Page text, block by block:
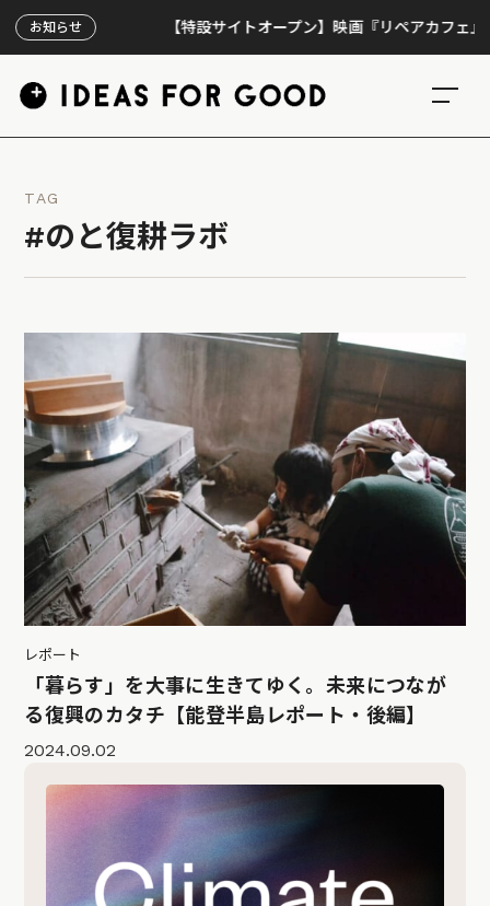
お知らせ 【特設サイトオープン】映画『リペアカフェ』、上
TAG
#のと復耕ラボ
レポート
「暮らす」を大事に生きてゆく。未来につなが
る復興のカタチ【能登半島レポート・後編】
2024.09.02